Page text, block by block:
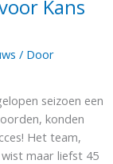
Kans
/ Door
seizoen een
konden
Het team,
maar liefst 45